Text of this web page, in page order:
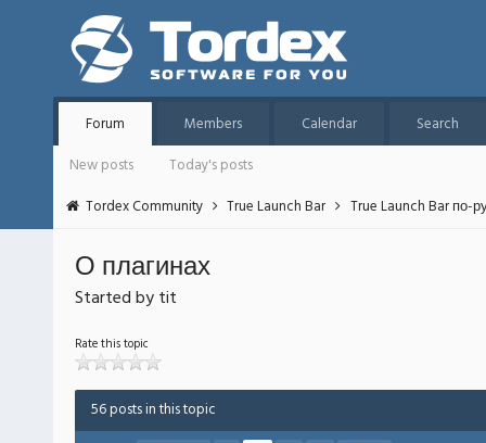
Forum Members Calendar
Search
New posts
Today's posts
Tordex Community
True Launch Bar True Launch Bar по-
О плагинах
Started by tit
Rate this topic
56 posts in this topic